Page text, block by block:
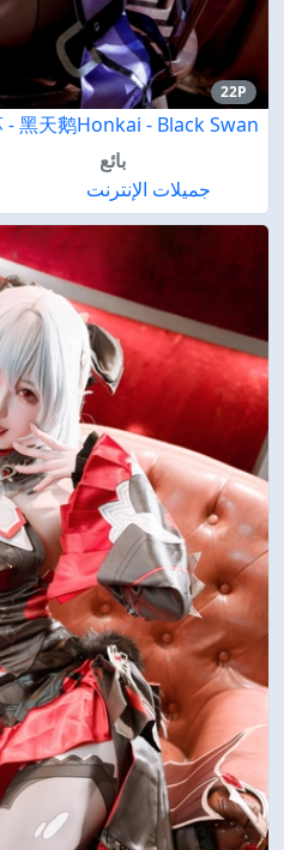
22P
- 黑天鹅Honkai - Black Swan
بائع
جميلات الإنترنت